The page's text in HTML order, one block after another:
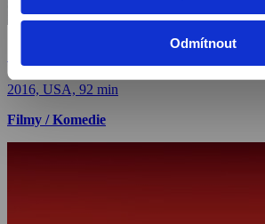
Odmítnout
2016, USA, 92 min
Filmy / Komedie